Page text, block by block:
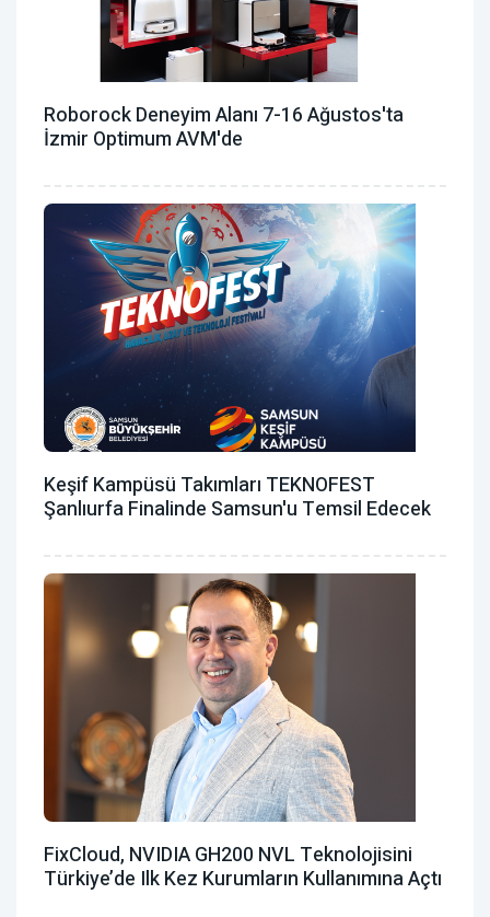
Roborock Deneyim Alanı 7-16 Ağustos'ta
İzmir Optimum AVM'de
Keşif Kampüsü Takımları TEKNOFEST
Şanlıurfa Finalinde Samsun'u Temsil Edecek
FixCloud, NVIDIA GH200 NVL Teknolojisini
Türkiye’de Ilk Kez Kurumların Kullanımına Açtı